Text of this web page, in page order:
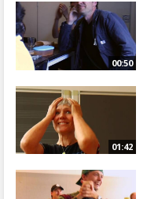
00:50
01:42